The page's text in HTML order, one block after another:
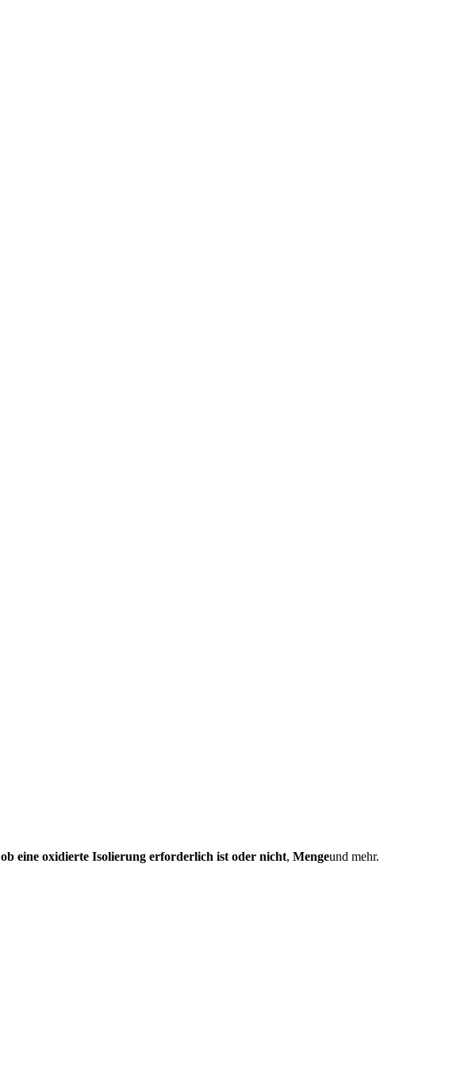
ob eine oxidierte Isolierung erforderlich ist oder nicht, Mengeund mehr.